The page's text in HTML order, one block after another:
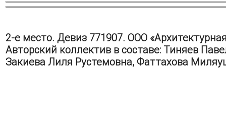
2-е место. Девиз 771907. ООО
Авторский коллектив в составе: Тиняев
Закиева Лиля Рустемовна, Фаттахова